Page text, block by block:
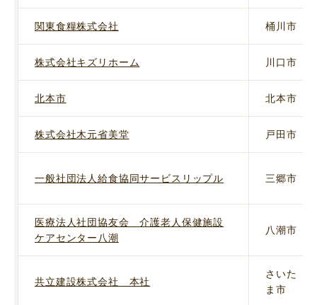
関東食糧株式会社 桶川市
株式会社キズリホーム 川口市
北本市 北本市
株式会社木元省美堂 戸田市
一般社団法人給食協同サービスリップル 三郷市
医療法人社団協友会 介護老人保健施設
ケアセンター八潮
八潮市
共立建設株式会社 本社
さいた
ま市